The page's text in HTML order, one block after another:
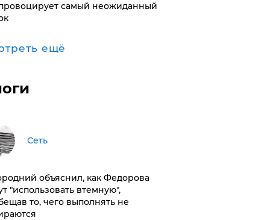
самый неожиданный
ещё
Сеть
объяснил, как Федорова
"использовать втемную",
то, чего выполнять не